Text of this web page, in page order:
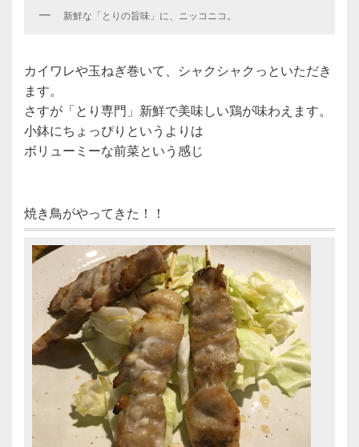
新鮮な「とりの旨味」に、ニッコニコ。
カイワレや玉ねぎ巻いて、シャクシャクっといただき
ます。
さすが「とり専門」新鮮で美味しい鶏が味わえます。
小鉢にちょっぴりというよりは
ボリューミーな前菜という感じ
焼き鳥がやってきた！！